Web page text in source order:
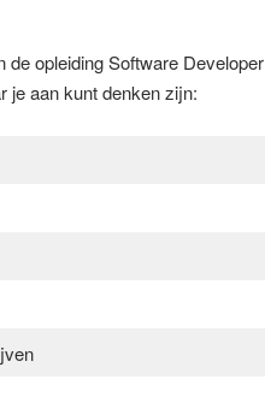
de opleiding Software Developer
je aan kunt denken zijn: